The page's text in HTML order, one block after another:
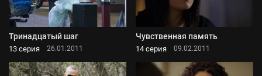
Тринадцатый шаг
13 серия 26.01.2011
Чувственная память
14 серия 09.02.2011